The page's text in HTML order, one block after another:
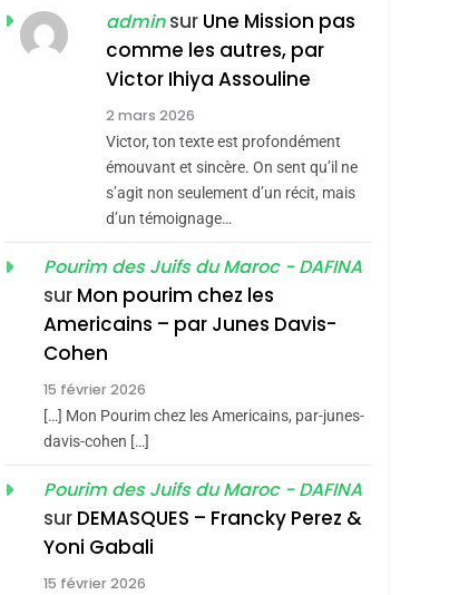
POURQUOI JE
REVENDIQUE MA
JUDAÏTE Par Thérèse
Zrihen-Dvir
ISRAÉL JUDAISME
CE QUI NOUS
MANQUE – Jacques
Hadida
JUDAISME
Maroc : Les Amandes
De Tafraout, Le Miel
De Tadla Azilal
Consacrés Produits
Du Terroir
DAFINA MAROC
Oeil Ravageur –
2
Dis Guerre»: La
Nouvelle Chanson De
Boy George
ISRAÉL JUDAISME
adminsur Une Mission pas
comme les autres, par
Victor Ihiya Assouline
2 mars 2026
Victor, ton texte est profondément
émouvant et sincère. On sent qu’il ne
s’agit non seulement d’un récit, mais
d’un témoignage…
Pourim des Juifs du Maroc - DAFINA
sur Mon pourim chez les
Americains – par Junes Davis-
Cohen
15 février 2026
[…] Mon Pourim chez les Americains, par-junes-
davis-cohen […]
Pourim des Juifs du Maroc - DAFINA
sur DEMASQUES – Francky Perez &
Yoni Gabali
15 février 2026